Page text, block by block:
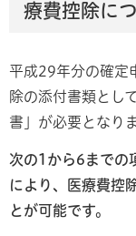
療費控除に
平成29年分の確定
除の添付書類とし
書」が必要となり
次の1から6までの
により、医療費控
とが可能です。